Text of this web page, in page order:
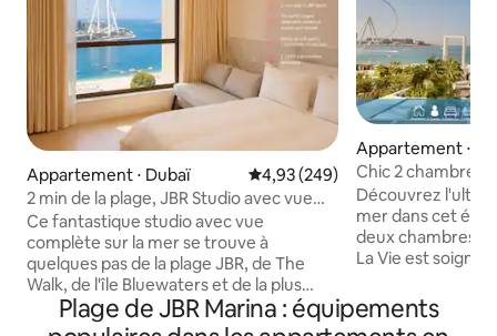
Appartement ⋅ Dubaï Évaluation moyenne sur la
4,93 (249)
2 min de la plage, JBR Studio avec vue
sur la mer Fit4
Ce fantastique studio avec vue
complète sur la mer se trouve à
quelques pas de la plage JBR, de The
Walk, de l'île Bluewaters et de la plus
grande grande roue d'observation du
monde. Depuis la fenêtre de
Appartement ⋅
Chic 2 chambres l
privé à la plage
Découvrez
mer dans cet
deux chambres à
La Vie est
caractéristiques
comprennent
Plage de JBR Marina : équipements